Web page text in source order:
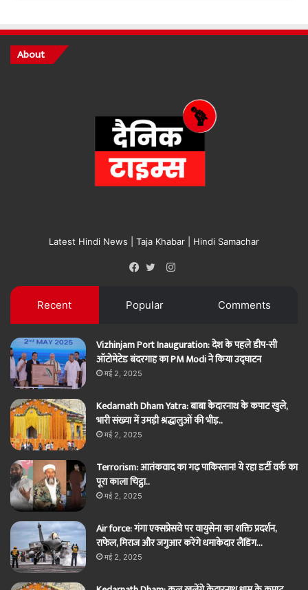
About
Latest Hindi News | Taja Khabar | Hindi Samachar
Instagram
Recent Popular Comments
Vizhinjam Port Inauguration: देश के पहले डीप-सी
ऑटोमेटेड बंदरगाह का PM Modi ने किया उद्घाटन
मई 2, 2025
Kedarnath Dham Yatra: बाबा केदारनाथ के कपाट खुले,
भारी संख्या में उमड़ी श्रद्धालुओं की भीड़..
मई 2, 2025
Terrorism: आतंकवाद का गढ़ पाकिस्तान! ये रहा डर्टी वर्क का
पूरा काला चिट्ठा..
मई 2, 2025
Air force: गंगा एक्सप्रेसवे पर वायुसेना का शक्ति प्रदर्शन,
राफेल, मिराज और जगुआर करेंगे धमाकेदार लैंडिंग…
मई 2, 2025